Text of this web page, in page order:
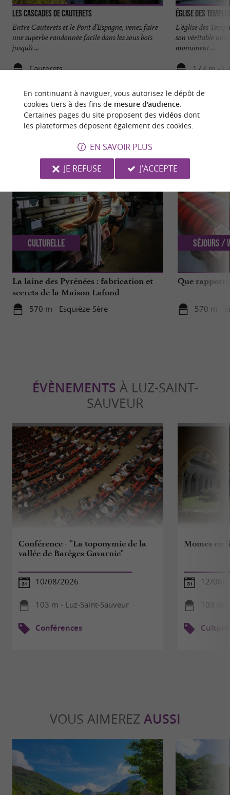
Les Cascades de Cauterets
Entre Cauterets et le Pont d’Espagne, venez faire
une superbe randonnée facile dans les sous bois
jusqu’à ...
Cauterets
Église des
L'église des
son véritable
monument ...
177 m -
NOUS AVONS TESTÉPOUR VOUS
La laine des Pyrénées : fabrication et
secrets de la Maison Lafond
570 m - Esquièze-Sère
Culturelle
Que
570 m -
Séjours /
ÉVÈNEMENTS À LUZ-SAINT-
SAUVEUR
Conférence - "La toponymie de la
vallée de Barèges Gavarnie"
10/08/2026
103 m - Luz-Saint-Sauveur
Conférences
Momes en
12/08/
103 m
Culture
VOUS AIMEREZ AUSSI
En continuant à naviguer, vous autorisez le dépôt de
cookies tiers à des fins de mesure d'audience.
Certaines pages du site proposent des vidéosdont
les plateformes déposent également des cookies.
EN SAVOIR PLUS
JE REFUSE
J'ACCEPTE